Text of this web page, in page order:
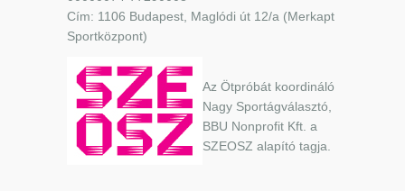
Cím: 1106 Budapest, Maglódi út 12/a (Merkapt
Sportközpont)
Az Ötpróbát koordináló
Nagy Sportágválasztó,
BBU Nonprofit Kft. a
SZEOSZ alapító tagja.